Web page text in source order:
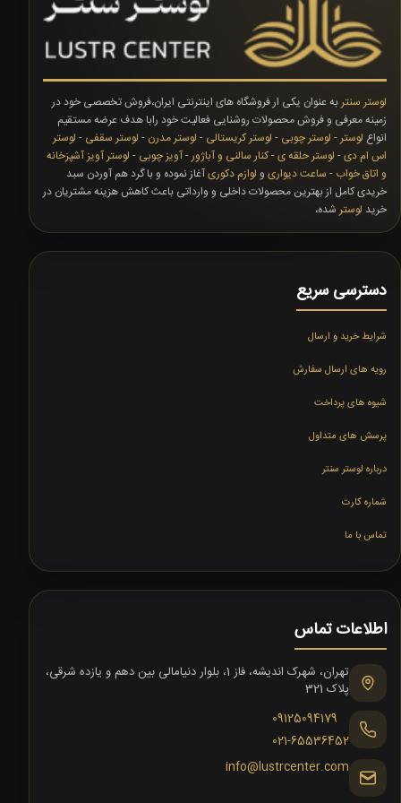
لوستر سنتر به عنوان یکی ار فروشگاه های اینترنتی ایران،فروش تخصصی خود در
زمینه معرفی و فروش محصولات روشنایی فعالیت خود رابا هدف عرضه مستقیم
انواع لوستر - لوستر چوبی - لوستر کریستالی - لوستر مدرن - لوستر سقفی - لوستر
اس ام دی- لوستر حلقه ی-کنار سالنی و آباژور-آویز چوبی - لوستر آویز آشپزخانه
و اتاق خواب - ساعت دیواری و لوازم دکوریآغاز نموده و با گرد هم آوردن سبد
خریدی کامل از بهترین محصولات داخلی و وارداتی باعث کاهش هزینه مشتریان در
خرید لوستر شده،
دسترسی سریع
شرایط خرید و ارسال
رویه های ارسال سفارش
شیوه های پرداخت
پرسش های متداول
درباره لوستر سنتر
شماره کارت
تماس با ما
اطلاعات تماس
تهران، شهرک اندیشه، فاز 1، بلوار دنیامالی بین دهم و یازده شرقی،
پلاک 321
09125094179
021-65536452
info@lustrcenter.com